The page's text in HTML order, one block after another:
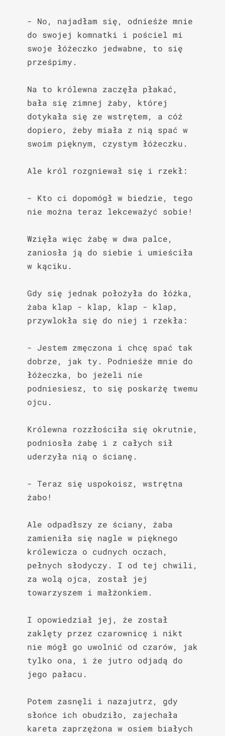
- No, najadłam się, odnieśże mnie
do swojej komnatki i pościel mi
swoje łóżeczko jedwabne, to się
prześpimy.
Na to królewna zaczęła płakać,
bała się zimnej żaby, której
dotykała się ze wstrętem, a cóż
dopiero, żeby miała z nią spać w
swoim pięknym, czystym łóżeczku.
Ale król rozgniewał się i rzekł:
- Kto ci dopomógł w biedzie, tego
nie można teraz lekceważyć sobie!
Wzięła więc żabę w dwa palce,
zaniosła ją do siebie i umieściła
w kąciku.
Gdy się jednak położyła do łóżka,
żaba klap - klap, klap - klap,
przywlokła się do niej i rzekła:
- Jestem zmęczona i chcę spać tak
dobrze, jak ty. Podnieśże mnie do
łóżeczka, bo jeżeli nie
podniesiesz, to się poskarżę twemu
ojcu.
Królewna rozzłościła się okrutnie,
podniosła żabę i z całych sił
uderzyła nią o ścianę.
- Teraz się uspokoisz, wstrętna
żabo!
Ale odpadłszy ze ściany, żaba
zamieniła się nagle w pięknego
królewicza o cudnych oczach,
pełnych słodyczy. I od tej chwili,
za wolą ojca, został jej
towarzyszem i małżonkiem.
I opowiedział jej, że został
zaklęty przez czarownicę i nikt
nie mógł go uwolnić od czarów, jak
tylko ona, i że jutro odjadą do
jego pałacu.
Potem zasnęli i nazajutrz, gdy
słońce ich obudziło, zajechała
kareta zaprzężona w osiem białych